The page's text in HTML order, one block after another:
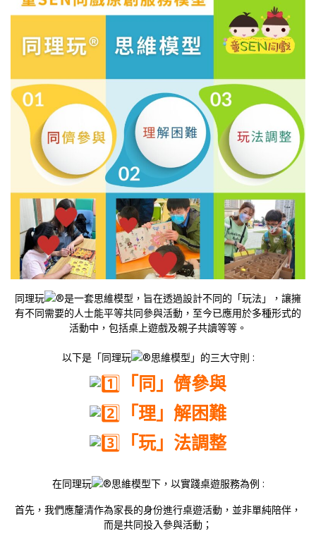
同理玩
是一套思維模型，旨在透過設計不同的「玩法」，讓擁
有不同需要的人士能平等共同參與活動，至今已應用於多種形式的
活動中，包括桌上遊戲及親子共讀等等。
以下是「同理玩 思維模型」的三大守則 :
「同」儕參與
「理」解困難
「玩」法調整
在同理玩
思維模型下，以實踐桌遊服務為例 :
首先，我們應釐清作為家長的身份進行桌遊活動，並非單純陪伴，
而是共同投入參與活動；